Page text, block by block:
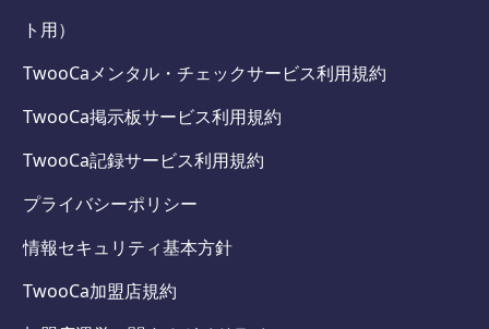
ト用）
TwooCaメンタル・チェックサービス利用規約
TwooCa掲示板サービス利用規約
TwooCa記録サービス利用規約
プライバシーポリシー
情報セキュリティ基本方針
TwooCa加盟店規約